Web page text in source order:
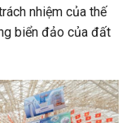
nhiệm của thế
biển đảo của đất